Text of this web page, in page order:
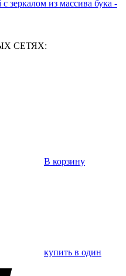
СЕТЯХ:
В корзину
купить в один